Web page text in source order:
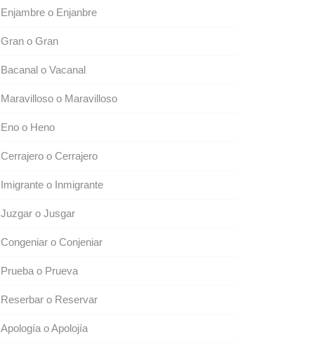
Enjambre o Enjanbre
Gran o Gran
Bacanal o Vacanal
Maravilloso o Maravilloso
Eno o Heno
Cerrajero o Cerrajero
Imigrante o Inmigrante
Juzgar o Jusgar
Congeniar o Conjeniar
Prueba o Prueva
Reserbar o Reservar
Apología o Apolojía